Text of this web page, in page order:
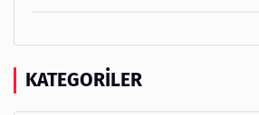
KATEGORILER